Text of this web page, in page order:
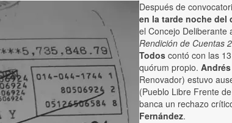
Después de
en la tarde noche del
el Concejo Deliberante
Rendición de Cuentas
Todos contó con las
quórum propio.
Renovador) estuvo
(Pueblo Libre Frente
banca un rechazo
Fernández.